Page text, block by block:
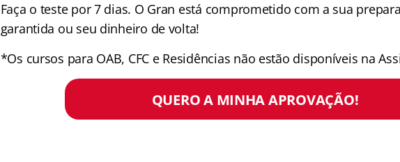
Faça o teste por 7 dias. O Gran está comprometido com a sua
garantida ou seu dinheiro de volta!
*Os cursos para OAB, CFC e Residências não estão disponíveis na
QUERO A MINHA APROVAÇÃO!